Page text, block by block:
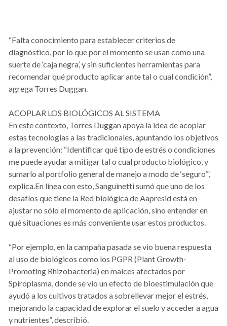
“Falta conocimiento para establecer criterios de
diagnóstico, por lo que por el momento se usan como una
suerte de ‘caja negra’, y sin suficientes herramientas para
recomendar qué producto aplicar ante tal o cual condición”,
agrega Torres Duggan.
ACOPLAR LOS BIOLÓGICOS AL SISTEMA
En este contexto, Torres Duggan apoya la idea de acoplar
estas tecnologías a las tradicionales, apuntando los objetivos
a la prevención: “Identificar qué tipo de estrés o condiciones
me puede ayudar a mitigar tal o cual producto biológico, y
sumarlo al portfolio general de manejo a modo de ‘seguro’”,
explica.En línea con esto, Sanguinetti sumó que uno de los
desafíos que tiene la Red biológica de Aapresid está en
ajustar no sólo el momento de aplicación, sino entender en
qué situaciones es más conveniente usar estos productos.
“Por ejemplo, en la campaña pasada se vio buena respuesta
al uso de biológicos como los PGPR (Plant Growth-
Promoting Rhizobacteria) en maíces afectados por
Spiroplasma, donde se vio un efecto de bioestimulación que
ayudó a los cultivos tratados a sobrellevar mejor el estrés,
mejorando la capacidad de explorar el suelo y acceder a agua
y nutrientes”, describió.